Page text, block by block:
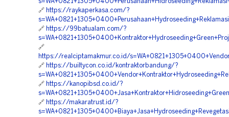
🔗 https://raykaperkasa.com/?
🔗 https://99batualam.com/?
🔗
https://realciptamakmur.co.id/
🔗 https://builtycon.co.id/kontraktorbandung/?
🔗 https://kanopibsd.co.id/?
🔗 https://makaratrust.id/?